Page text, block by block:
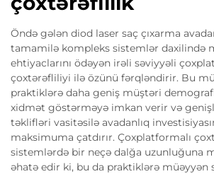
Öndə gələn diod laser saç çıxarma
tamamilə kompleks sistemlər daxilində
ehtiyaclarını ödəyən irəli səviyyəli
çoxtərəfliliyi ilə özünü fərqləndirir. Bu
praktiklərə daha geniş müştəri
xidmət göstərməyə imkan verir və
təklifləri vasitəsilə avadanlıq
maksimuma çatdırır. Çoxplatformalı
sistemlərdə bir neçə dalğa uzunluğuna
əhatə edir ki, bu da praktiklərə müəyyən